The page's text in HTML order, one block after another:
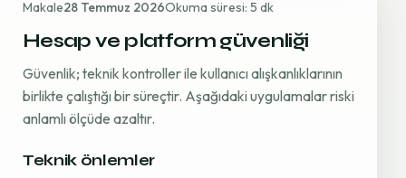
Makale28 Temmuz 2026Okuma süresi: 5 dk
Hesap ve platform güvenliği
Güvenlik; teknik kontroller ile kullanıcı alışkanlıklarının
birlikte çalıştığı bir süreçtir. Aşağıdaki uygulamalar riski
anlamlı ölçüde azaltır.
Teknik önlemler